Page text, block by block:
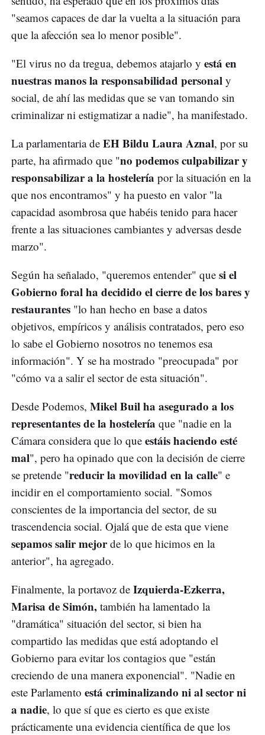
"seamos capaces de dar la vuelta a la situación para
que la afección sea lo menor posible".
"El virus no da tregua, debemos atajarlo y está en
nuestras manos la responsabilidad personal y
social, de ahí las medidas que se van tomando sin
criminalizar ni estigmatizar a nadie", ha manifestado.
La parlamentaria de EH Bildu Laura Aznal, por su
parte, ha afirmado que "no podemos culpabilizar y
responsabilizar a la hostelería por la situación en la
que nos encontramos" y ha puesto en valor "la
capacidad asombrosa que habéis tenido para hacer
frente a las situaciones cambiantes y adversas desde
marzo".
Según ha señalado, "queremos entender" que si el
Gobierno foral ha decidido el cierre de los bares y
restaurantes "lo han hecho en base a datos
objetivos, empíricos y análisis contratados, pero eso
lo sabe el Gobierno nosotros no tenemos esa
información". Y se ha mostrado "preocupada" por
"cómo va a salir el sector de esta situación".
Desde Podemos, Mikel Buil ha asegurado a los
representantes de la hostelería que "nadie en la
Cámara considera que lo que estáis haciendo esté
mal", pero ha opinado que con la decisión de cierre
se pretende "reducir la movilidad en la calle" e
incidir en el comportamiento social. "Somos
conscientes de la importancia del sector, de su
trascendencia social. Ojalá que de esta que viene
sepamos salir mejorde lo que hicimos en la
anterior", ha agregado.
Finalmente, la portavoz de Izquierda-Ezkerra,
Marisa de Simón, también ha lamentado la
"dramática" situación del sector, si bien ha
compartido las medidas que está adoptando el
Gobierno para evitar los contagios que "están
creciendo de una manera exponencial". "Nadie en
este Parlamento está criminalizando ni al sector ni
a nadie, lo que sí que es cierto es que existe
prácticamente una evidencia científica de que los